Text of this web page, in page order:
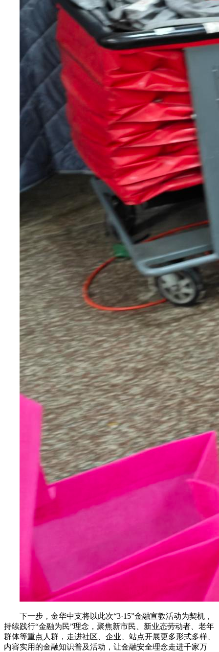
下一步，金华中支将以此次“3·15”金融宣教活动为契机，
持续践行“金融为民”理念，聚焦新市民、新业态劳动者、老年
群体等重点人群，走进社区、企业、站点开展更多形式多样、
内容实用的金融知识普及活动，让金融安全理念走进千家万